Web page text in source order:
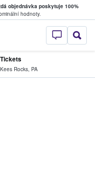
objednávka poskytuje 100%
hodnoty.
StubHub –
vstupenky
Rocks, PA